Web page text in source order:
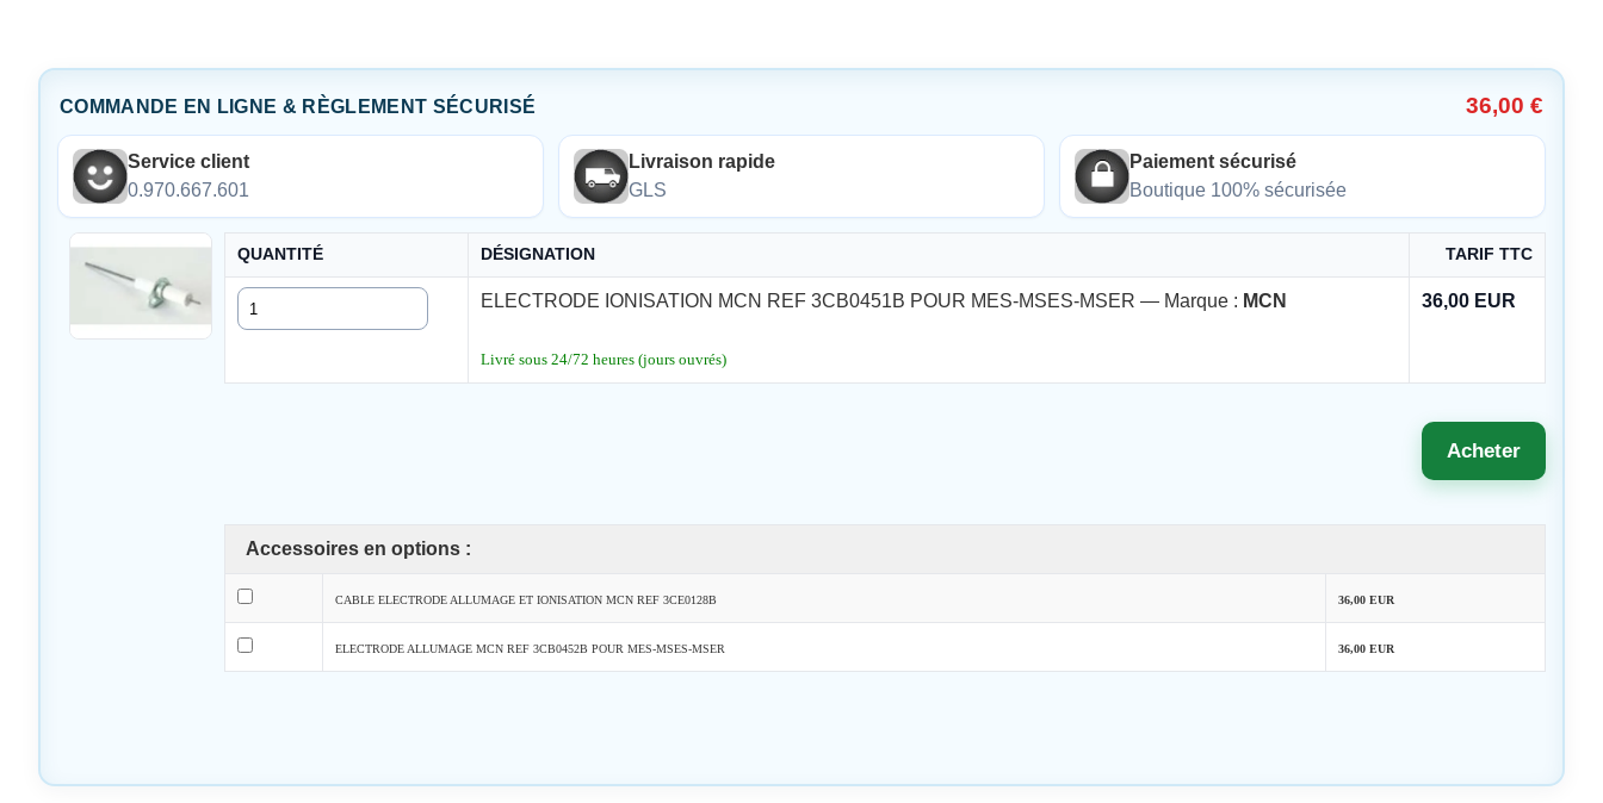
COMMANDE EN LIGNE & RÈGLEMENT SÉCURISÉ 36,00 €
Service client
0.970.667.601
Livraison rapide
GLS
Paiement sécurisé
Boutique 100% sécurisée
QUANTITÉ DÉSIGNATION TARIF TTC
Quantité ELECTRODE IONISATION MCN REF 3CB0451B POUR MES-MSES-MSER — Marque : MCN
Livré sous 24/72 heures (jours ouvrés)
36,00 EUR
Acheter
Accessoires en options :
CABLE ELECTRODE ALLUMAGE ET IONISATION MCN REF 3CE0128B 36,00 EUR
ELECTRODE ALLUMAGE MCN REF 3CB0452B POUR MES-MSES-MSER 36,00 EUR